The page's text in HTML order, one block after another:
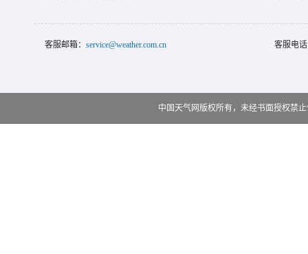
客服邮箱： service@weather.com.cn 客服电
中国天气网版权所有，未经书面授权